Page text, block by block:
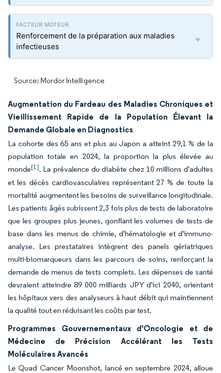
Renforcement de la préparation aux maladies
infectieuses
Source: Mordor Intelligence
Augmentation du Fardeau des Maladies Chroniques et
Vieillissement Rapide de la Population Élevant la
Demande Globale en Diagnostics
La cohorte des 65 ans et plus au Japon a atteint 29,1 % de la
population totale en 2024, la proportion la plus élevée au
monde[1]. La prévalence du diabète chez 10 millions d'adultes
et les décès cardiovasculaires représentant 27 % de toute la
mortalité augmentent les besoins de surveillance longitudinale.
Les patients âgés subissent 2,3 fois plus de tests de laboratoire
que les groupes plus jeunes, gonflant les volumes de tests de
base dans les menus de chimie, d'hématologie et d'immuno-
analyse. Les prestataires intègrent des panels gériatriques
multi-biomarqueurs dans les parcours de soins, renforçant la
demande de menus de tests complets. Les dépenses de santé
devraient atteindre 89 000 milliards JPY d'ici 2040, orientant
les hôpitaux vers des analyseurs à haut débit qui maintiennent
la qualité tout en réduisant les coûts par test.
Programmes Gouvernementaux d'Oncologie et de
Médecine de Précision Accélérant les Tests
Moléculaires Avancés
Le Quad Cancer Moonshot, lancé en septembre 2024, alloue